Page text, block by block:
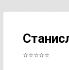
⭐⭐⭐⭐⭐